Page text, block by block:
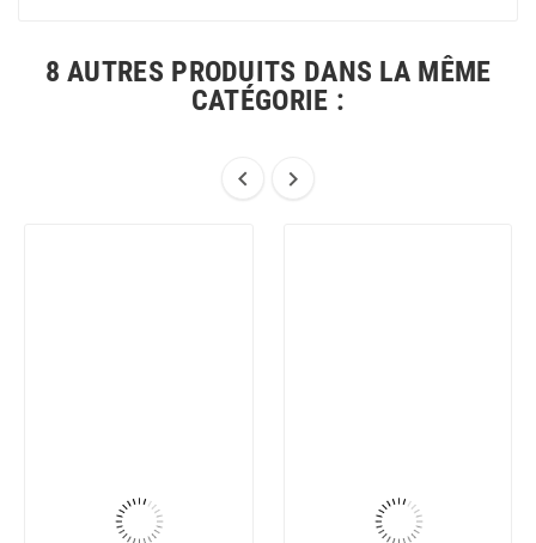
8 AUTRES PRODUITS DANS LA MÊME
CATÉGORIE :
 